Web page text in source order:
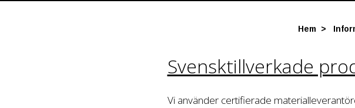
Hem
Svensktillverkade
Vi använder certifierade